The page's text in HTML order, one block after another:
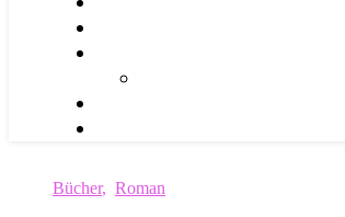
Bücher, Roman